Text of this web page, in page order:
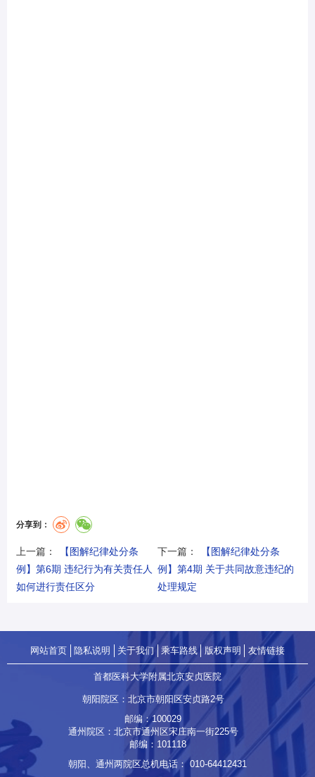
分享到：
上一篇：
【图解纪律处分条
例】第6期 违纪行为有关责任人
如何进行责任区分
下一篇：
【图解纪律处分条
例】第4期 关于共同故意违纪的
处理规定
网站首页 隐私说明 关于我们 乘车路线 版权声明 友情链接
首都医科大学附属北京安贞医院
朝阳院区：北京市朝阳区安贞路2号
邮编：100029
通州院区：北京市通州区宋庄南一街225号
邮编：101118
朝阳、通州两院区总机电话： 010-64412431